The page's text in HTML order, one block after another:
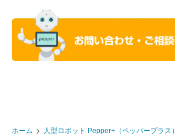
ホーム
人型ロボット Pepper+（ペッパープラス）